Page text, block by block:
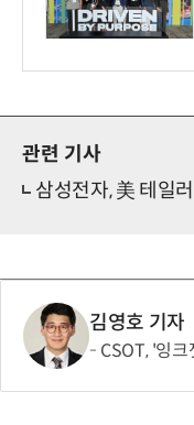
관련 기사
삼성전자, 美 테일
김영호 기자
CSOT, '잉크젯